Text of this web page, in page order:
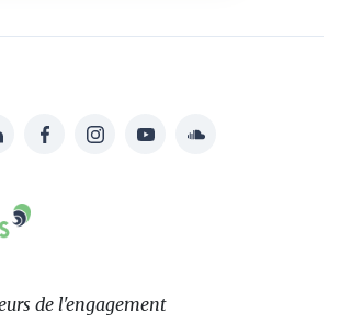
LinkedInFacebookInstagramYouTubeSoundcloud
de l'engagement